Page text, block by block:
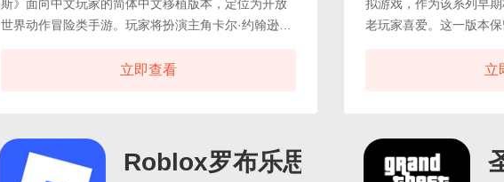
斯》面向中文玩家的简体中文移植版本，定位为开放
世界动作冒险类手游。玩家将扮演主角卡尔·约翰逊返
叙事线中推进剧情。该版本对全部对话文本、任务提
城市及外围乡村、沙漠与山脉地带，玩家可在各区域
间自由移动与探索，整体内容以主线推进附带大量活
立即查看
拟游戏，作为该系列早
老玩家喜爱。这一版本
也无需进行实名认证，
宫，或是挑战极限生存
立
Roblox罗布乐思